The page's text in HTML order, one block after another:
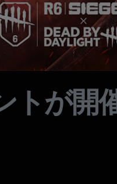
トが開